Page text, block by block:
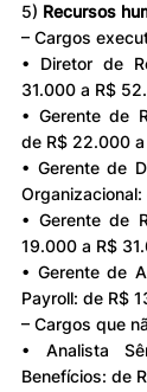
5) Recursos
– Cargos
• Diretor de
31.000 a R$
• Gerente de
de R$ 22.000
• Gerente de
• Gerente de
19.000 a R$
• Gerente de
Payroll: de R$
– Cargos que
• Analista
Benefícios: de